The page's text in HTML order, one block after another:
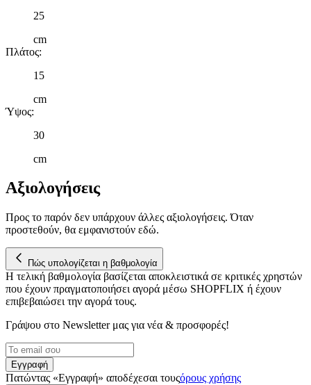
μας και την ανάπτυξη προϊόντων. Επίσης, κοινοποιούμε
τοποθεσίας μας στους συνεργάτες μέσων κοινωνικής
δικτύωσης, διαφημίσεων και ανάλυσης.
25
cm
Πλάτος:
15
cm
Ύψος:
30
cm
Αξιολογήσεις
Προς το παρόν δεν υπάρχουν άλλες αξιολογήσεις. Όταν
προστεθούν, θα εμφανιστούν εδώ.
Πώς υπολογίζεται η βαθμολογία
Η τελική βαθμολογία βασίζεται αποκλειστικά σε κριτικές χρηστών
που έχουν πραγματοποιήσει αγορά μέσω SHOPFLIX ή έχουν
επιβεβαιώσει την αγορά τους.
Γράψου στο Νewsletter μας για νέα & προσφορές!
Εγγραφή
Πατώντας «Εγγραφή» αποδέχεσαι τουςόρους χρήσης